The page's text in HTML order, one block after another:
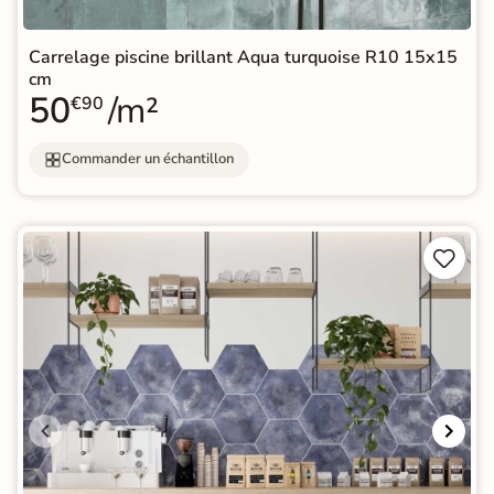
Carrelage piscine brillant Aqua turquoise R10 15x15
cm
50€90 /m²
Commander un échantillon

